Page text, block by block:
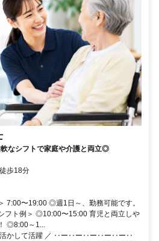
なシフトで家庭や介護と両立◎
歩18分
7:00〜19:00 ◎週1日～、勤務可能です。
フト例＞ ◎10:00〜15:00 育児と両立しや
◎8:00～1...
活かして活躍 ／ ‥ー‥ー‥ー‥ー‥ー‥